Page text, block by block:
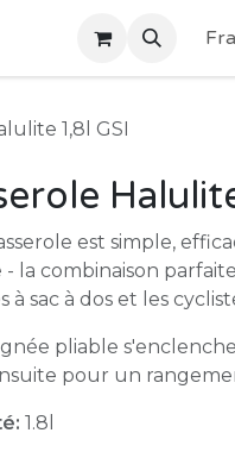
1,8l GSI
est simple,
la combinaison
à sac à dos et les
pliable
pour un
1.8l